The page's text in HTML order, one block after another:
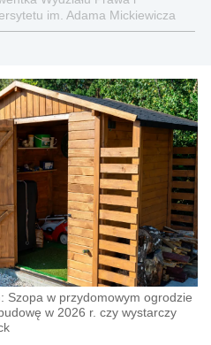
im. Adama Mickiewicza
Szopa w przydomowym ogrodzie
w 2026 r. czy wystarczy